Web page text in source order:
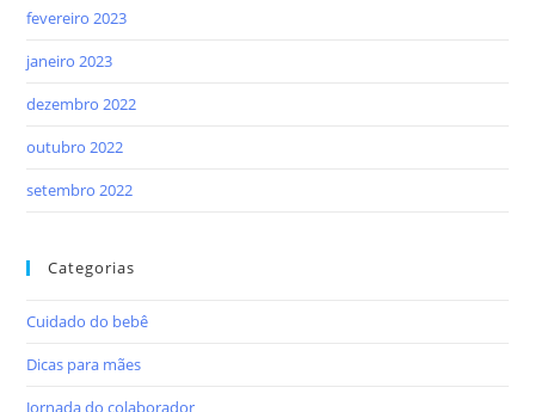
fevereiro 2023
janeiro 2023
dezembro 2022
outubro 2022
setembro 2022
Categorias
Cuidado do bebê
Dicas para mães
Jornada do colaborador